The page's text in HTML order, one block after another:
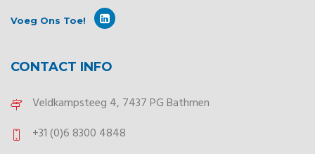
Voeg Ons Toe!
CONTACT INFO
Veldkampsteeg 4, 7437 PG Bathmen
+31 (0)6 8300 4848